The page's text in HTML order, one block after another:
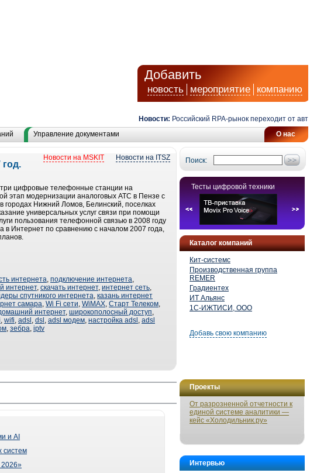
Добавить
новость мероприятие компанию
Новости: Российский RPA-рынок переходит от
О нас
Управление документами
Поиск:
Тесты цифровой техники
Каталог компаний
Кит-системс
Производственная группа
REMER
Градиентех
ИТ Альянс
1С-ИЖТИСИ, ООО
Добавь свою компанию
Проекты
От разрозненной отчетности к
единой системе аналитики —
кейс «Холодильник.ру»
Интервью
Новости на ITSZ
Новости на MSKIT
три цифровые телефонные станции на
этап модернизации аналоговых АТС в Пензе с
Нижний Ломов, Белинский, поселках
универсальных услуг связи при помощи
пользования телефонной связью в 2008 году
в Интернет по сравнению с началом 2007 года,
интернета, подключение интернета,
интернет, скачать интернет, интернет сеть,
спутникого интернета, казань интернет
самара, Wi Fi сети, WiMAX, Старт Телеком,
интернет, широкополосный доступ,
, wifi, adsl , dsl , adsl модем, настройка adsl , adsl
, зебра, iptv
и AI
систем
2026»